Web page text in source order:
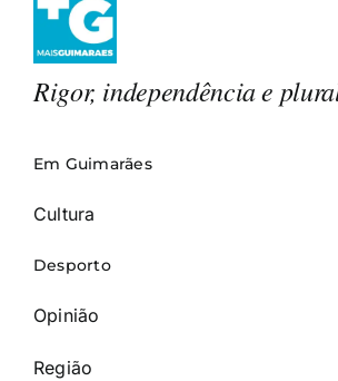
Rigor, independência e
Em Guimarães
Cultura
Desporto
Opinião
Região